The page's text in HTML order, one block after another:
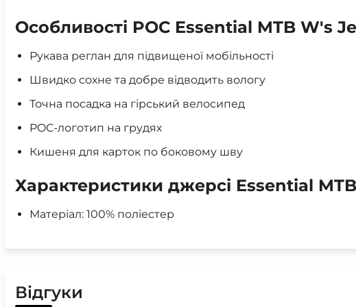
Особливості POC Essential MTB W's
Рукава реглан для підвищеної мобільності
Швидко сохне та добре відводить вологу
Точна посадка на гірський велосипед
POC-логотип на грудях
Кишеня для карток по боковому шву
Характеристики джерсі Essential
Матеріал: 100% поліестер
Відгуки